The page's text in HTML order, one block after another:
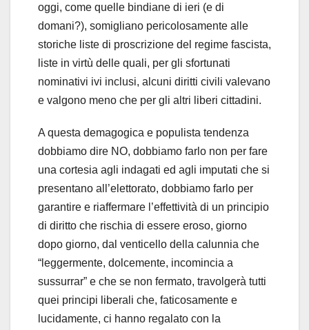
oggi, come quelle bindiane di ieri (e di
domani?), somigliano pericolosamente alle
storiche liste di proscrizione del regime fascista,
liste in virtù delle quali, per gli sfortunati
nominativi ivi inclusi, alcuni diritti civili valevano
e valgono meno che per gli altri liberi cittadini.
A questa demagogica e populista tendenza
dobbiamo dire NO, dobbiamo farlo non per fare
una cortesia agli indagati ed agli imputati che si
presentano all’elettorato, dobbiamo farlo per
garantire e riaffermare l’effettività di un principio
di diritto che rischia di essere eroso, giorno
dopo giorno, dal venticello della calunnia che
“leggermente, dolcemente, incomincia a
sussurrar” e che se non fermato, travolgerà tutti
quei principi liberali che, faticosamente e
lucidamente, ci hanno regalato con la